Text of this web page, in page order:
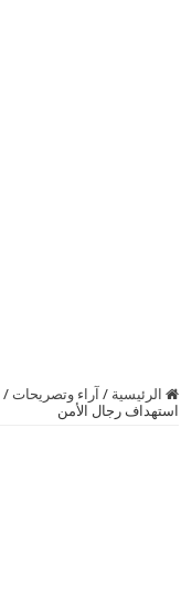
الرئيسية / آراء وتصريحات /
استهداف رجال الأمن